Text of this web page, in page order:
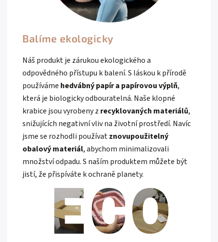
Balíme ekologicky
Náš produkt je zárukou ekologického a
odpovědného přístupu k balení. S láskou k přírodě
používáme hedvábný papír a papírovou výplň,
která je biologicky odbouratelná. Naše klopné
krabice jsou vyrobeny z recyklovaných materiálů,
snižujících negativní vliv na životní prostředí. Navíc
jsme se rozhodli používatznovupoužitelný
obalový materiál, abychom minimalizovali
množství odpadu. S naším produktem můžete být
jistí, že přispíváte k ochraně planety.